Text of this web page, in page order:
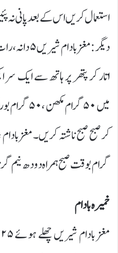
استعمال کریں اس کے بعد پانی نہ
دیگر : مغز
اتار کر پتھر پر ہاتھ سے ایک
گرام بوقت صبح ہمراہ دودھ نیم
خمیرہ بادام